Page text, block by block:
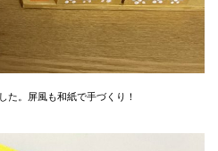
た。屏風も和紙で手づくり！